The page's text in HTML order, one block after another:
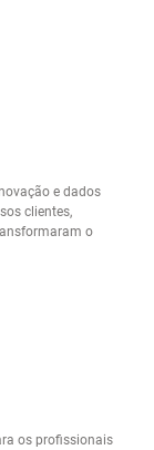
e dados
clientes,
o
os profissionais